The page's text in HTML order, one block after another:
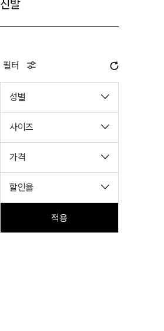
신발
필터
성별
사이즈
가격
할인율
적용